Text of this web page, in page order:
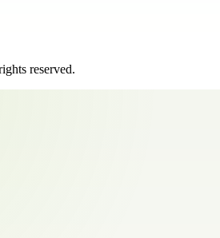
reserved.